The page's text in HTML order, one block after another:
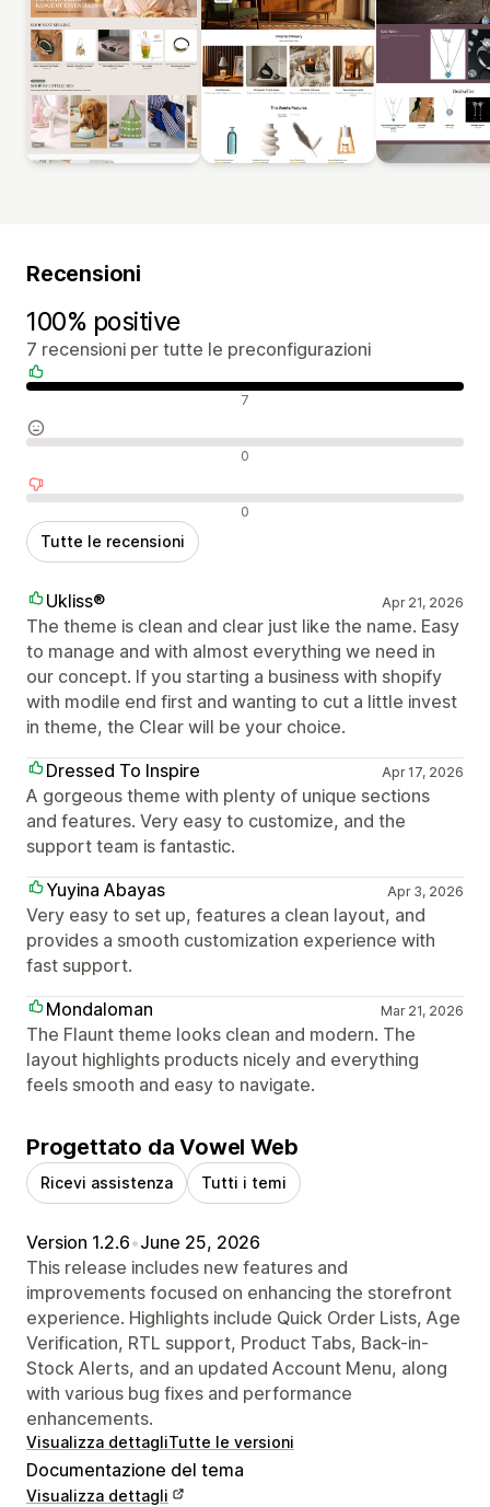
Recensioni
100% positive
7 recensioni per tutte le preconfigurazioni
Recensioni positive 7
Recensioni neutrali 0
Recensioni negative 0
Tutte le recensioni
Ukliss® Apr 21, 2026
The theme is clean and clear just like the name. Easy
to manage and with almost everything we need in
our concept. If you starting a business with shopify
with modile end first and wanting to cut a little invest
in theme, the Clear will be your choice.
Dressed To Inspire
Apr 17, 2026
A gorgeous theme with plenty of unique sections
and features. Very easy to customize, and the
support team is fantastic.
Yuyina Abayas
Apr 3, 2026
Very easy to set up, features a clean layout, and
provides a smooth customization experience with
fast support.
Mondaloman
Mar 21, 2026
The Flaunt theme looks clean and modern. The
layout highlights products nicely and everything
feels smooth and easy to navigate.
Progettato da Vowel Web
Ricevi assistenza Tutti i temi
Version 1.2.6•June 25, 2026
This release includes new features and
improvements focused on enhancing the storefront
experience. Highlights include Quick Order Lists, Age
Verification, RTL support, Product Tabs, Back-in-
Stock Alerts, and an updated Account Menu, along
with various bug fixes and performance
enhancements.
Visualizza dettagliTutte le versioni
Documentazione del tema
Visualizza dettagli